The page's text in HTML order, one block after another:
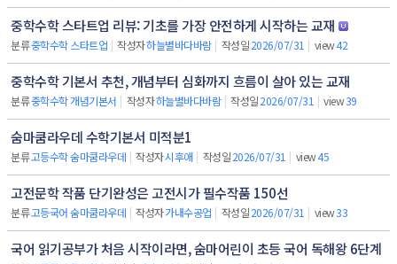
중학수학 스타트업 리뷰: 기초를 가장 안전하게 시작하는 교재
분류중학수학 스타트업 | 작성자하늘별바다바람 | 작성일2026/07/31 | view42
중학수학 기본서 추천, 개념부터 심화까지 흐름이 살아 있는 교재
분류중학수학 개념기본서 | 작성자하늘별바다바람 | 작성일2026/07/31 | view39
숨마쿰라우데 수학기본서 미적분1
분류고등수학 숨마쿰라우데 | 작성자시후애 | 작성일2026/07/31 | view45
고전문학 작품 단기완성은 고전시가 필수작품 150선
분류고등국어 숨마쿰라우데 | 작성자가내수공업 | 작성일2026/07/31 | view33
국어 읽기공부가 처음 시작이라면, 숨마어린이 초등 국어 독해왕 6단계